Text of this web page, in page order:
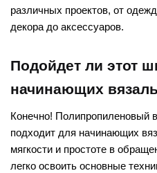
различных проектов, от
декора до аксессуаров.
Подойдет ли этот
начинающих
Конечно! Полипропиленовый
подходит для начинающих
мягкости и простоте в
легко освоить основные